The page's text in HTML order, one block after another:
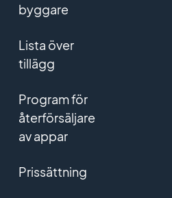
byggare
Lista över
tillägg
Program för
återförsäljare
av appar
Prissättning